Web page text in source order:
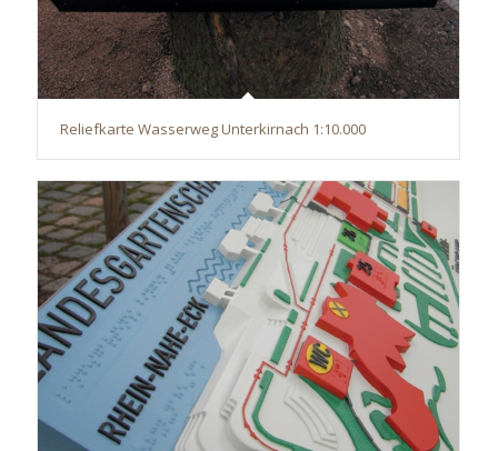
Reliefkarte Wasserweg Unterkirnach 1:10.000